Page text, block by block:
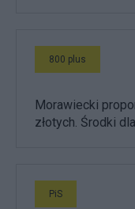
800 plus
Morawiecki
złotych. Środki
PiS